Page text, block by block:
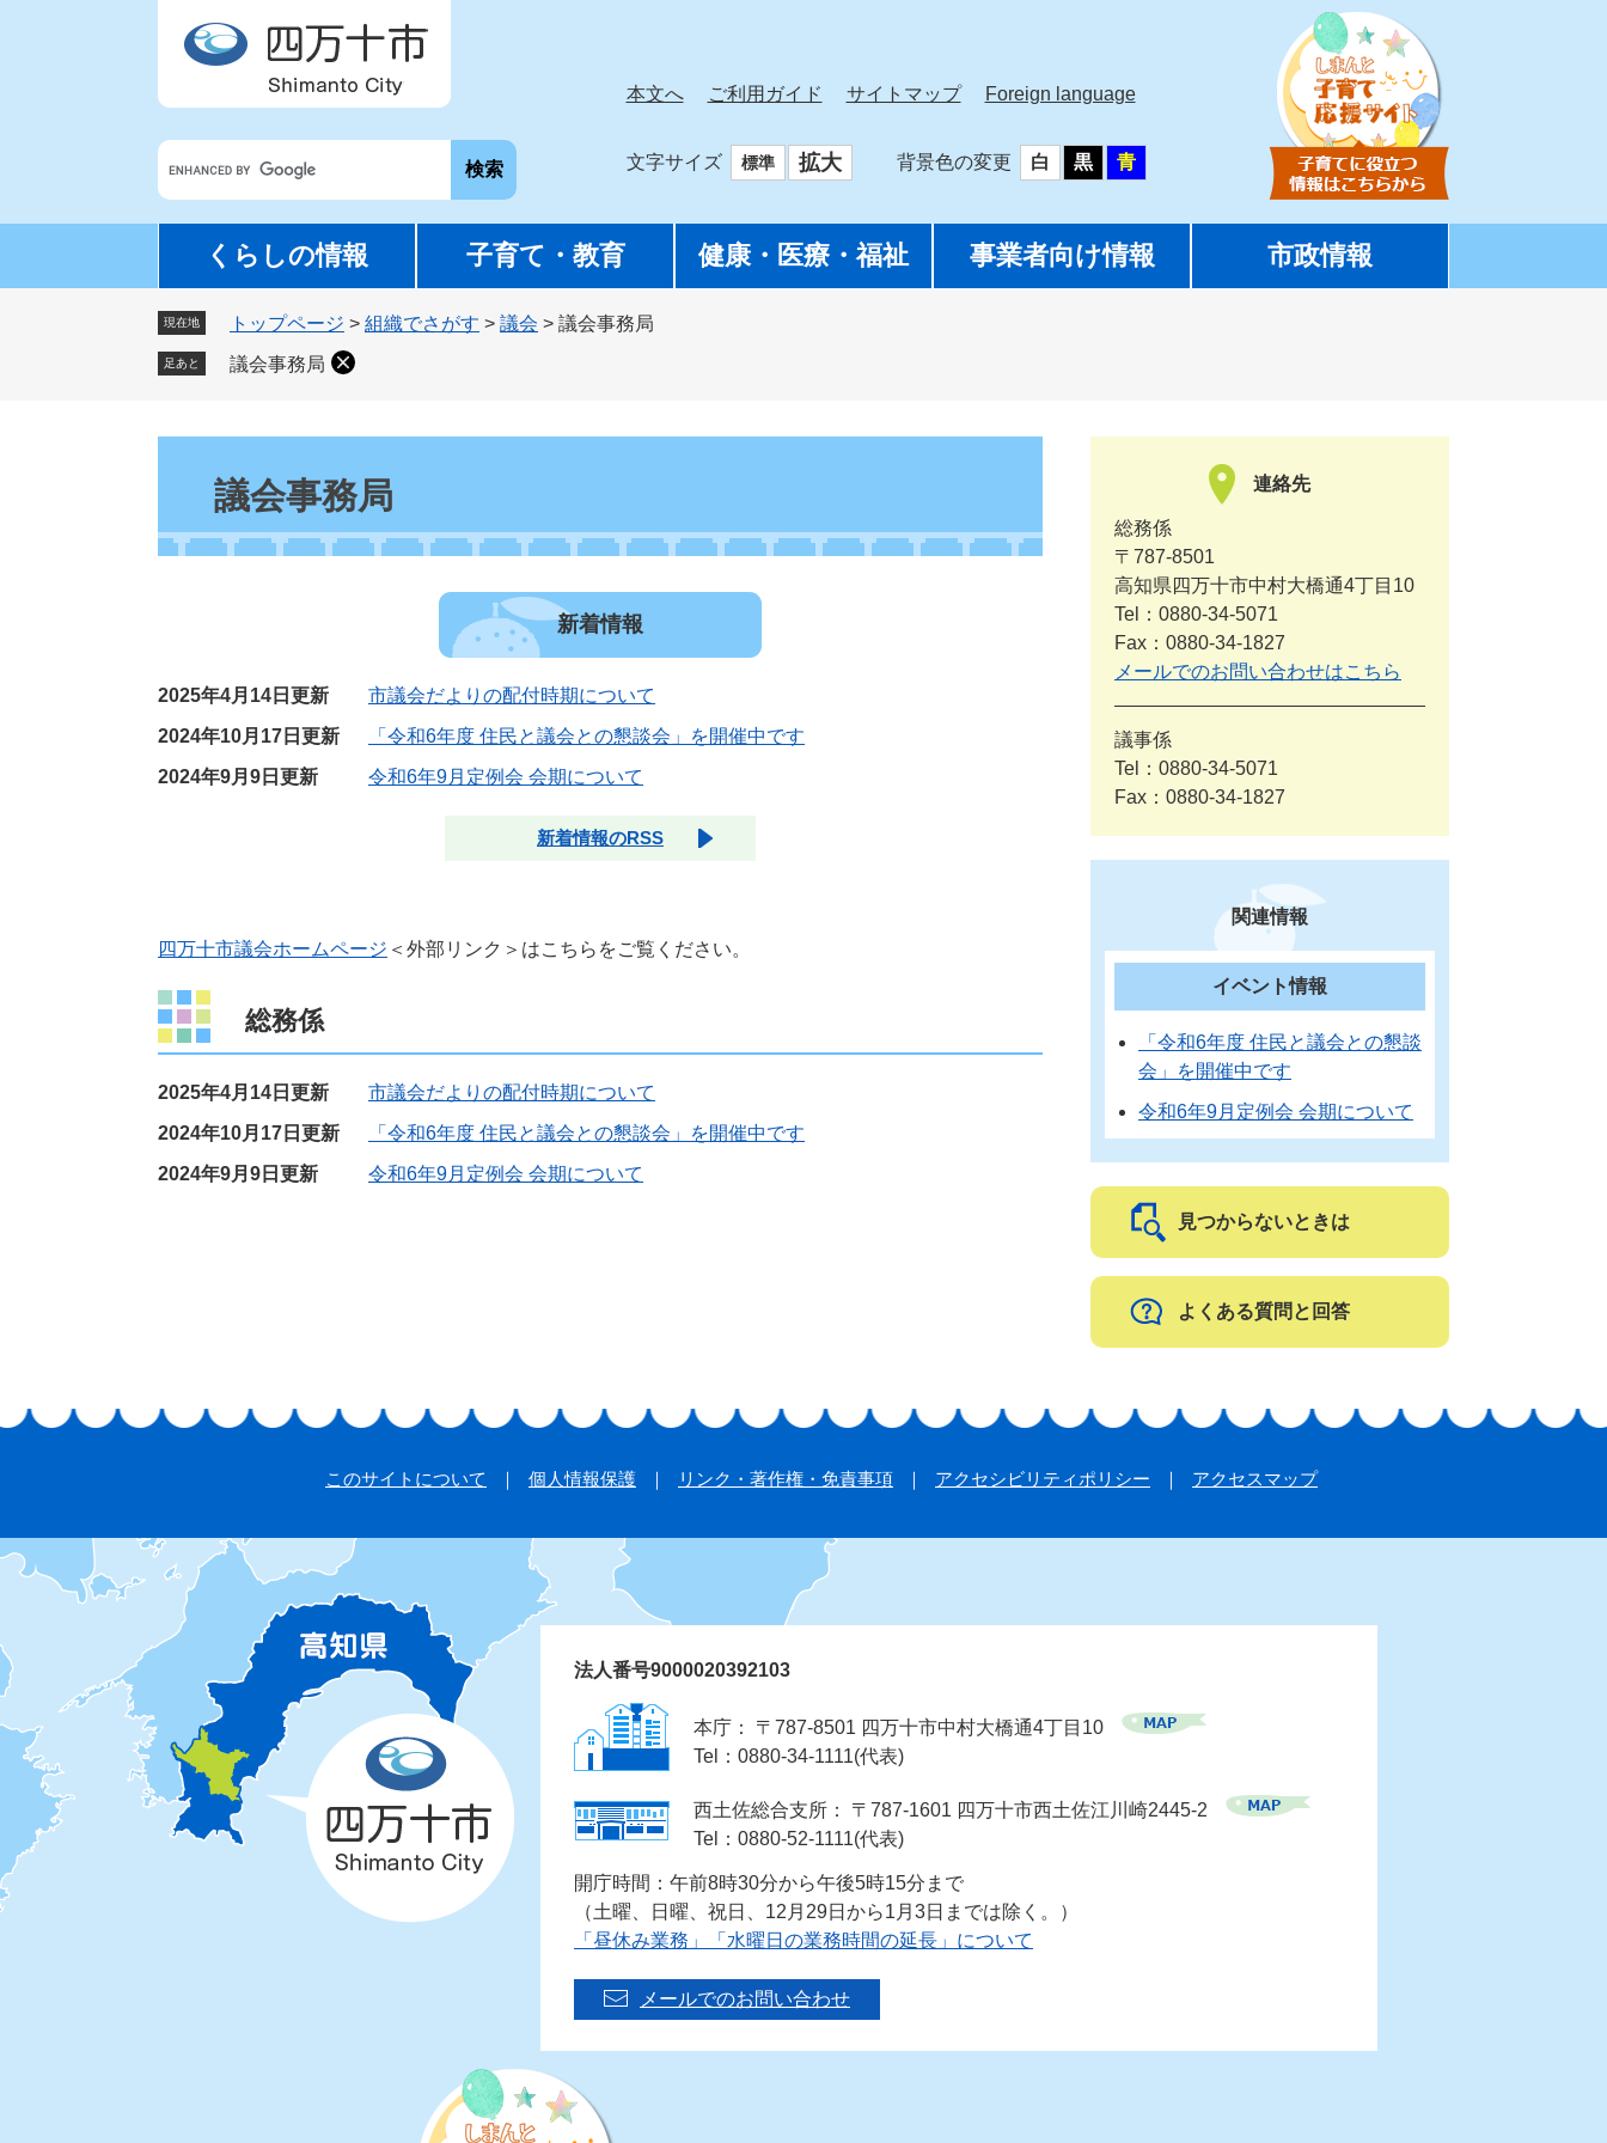
G
カ
ス
検
本文へ ご利用ガイド サイトマップ Foreign language
文字サイズ 標準 拡大 背景色の変更 白 黒 青
くらしの情報 子育て・教育 健康・医療・福祉 事業者向け情報 市政情報
現在地 トップページ > 組織でさがす > 議会 > 議会事務局
足あと 議会事務局
議会事務局
新着情報
2025年4月14日更新
市議会だよりの配付時期について
2024年10月17日更新
「令和6年度 住民と議会との懇談会」を開催中です
2024年9月9日更新
令和6年9月定例会 会期について
新着情報のRSS
四万十市議会ホームページ ＜外部リンク＞ はこちらをご覧ください。
総務係
2025年4月14日更新
市議会だよりの配付時期について
2024年10月17日更新
「令和6年度 住民と議会との懇談会」を開催中です
2024年9月9日更新
令和6年9月定例会 会期について
連絡先
総務係
〒787-8501
高知県四万十市中村大橋通4丁目10
Tel：0880-34-5071
Fax：0880-34-1827
メールでのお問い合わせはこちら
議事係
Tel：0880-34-5071
Fax：0880-34-1827
関連情報
イベント情報
「令和6年度 住民と議会との懇談
会」を開催中です
令和6年9月定例会 会期について
見つからないときは
よくある質問と回答
このサイトについて 個人情報保護 リンク・著作権・免責事項 アクセシビリティポリシー アクセスマップ
法人番号9000020392103
本庁： 〒787-8501 四万十市中村大橋通4丁目10
Tel：0880-34-1111(代表)
西土佐総合支所： 〒787-1601 四万十市西土佐江川崎2445-2
Tel：0880-52-1111(代表)
開庁時間：午前8時30分から午後5時15分まで
（土曜、日曜、祝日、12月29日から1月3日までは除く。）
「昼休み業務」「水曜日の業務時間の延長」について
メールでのお問い合わせ